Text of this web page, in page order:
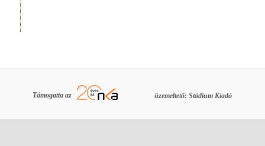
Támogatta az üzemeltető: Stádium Kiadó